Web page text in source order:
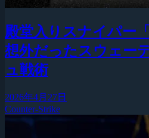
殿堂入りスナイパー
想外だったスウェー
ュ戦術
2026年4月27日
Counter-Strike